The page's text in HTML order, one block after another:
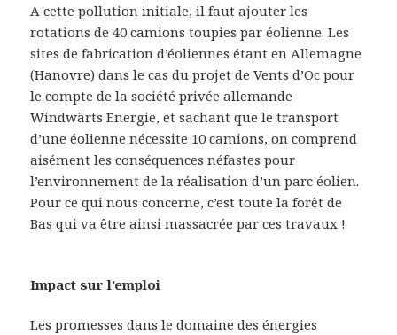
A cette pollution initiale, il faut ajouter les
rotations de 40 camions toupies par éolienne. Les
sites de fabrication d’éoliennes étant en Allemagne
(Hanovre) dans le cas du projet de Vents d’Oc pour
le compte de la société privée allemande
Windwärts Energie, et sachant que le transport
d’une éolienne nécessite 10 camions, on comprend
aisément les conséquences néfastes pour
l’environnement de la réalisation d’un parc éolien.
Pour ce qui nous concerne, c’est toute la forêt de
Bas qui va être ainsi massacrée par ces travaux !
Impact sur l’emploi
Les promesses dans le domaine des énergies